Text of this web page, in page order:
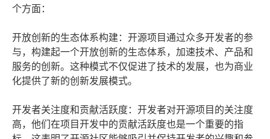
个方面：
开放创新的生态体系构建：开源项目通过众多开发者的参
与，构建起一个开放创新的生态体系，加速技术、产品和
服务的创新。这种模式不仅促进了技术的发展，也为商业
化提供了新的创新发展模式。
开发者关注度和贡献活跃度：开发者对开源项目的关注度
高，他们在项目开发中的贡献活跃度也是一个重要的指